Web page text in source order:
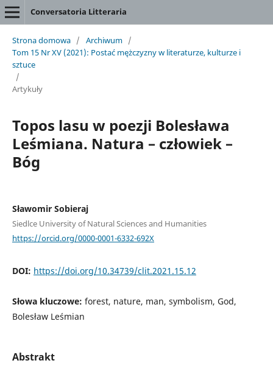
Conversatoria Litteraria
Strona domowa / Archiwum /
Tom 15 Nr XV (2021): Postać mężczyzny w literaturze, kulturze i
sztuce
/
Artykuły
Topos lasu w poezji Bolesława
Leśmiana. Natura – człowiek –
Bóg
Sławomir Sobieraj
Siedlce University of Natural Sciences and Humanities
https://orcid.org/0000-0001-6332-692X
DOI: https://doi.org/10.34739/clit.2021.15.12
Słowa kluczowe: forest, nature, man, symbolism, God,
Bolesław Leśmian
Abstrakt